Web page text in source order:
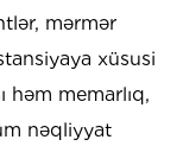
mərmər
xüsusi
həm memarlıq,
nəqliyyat